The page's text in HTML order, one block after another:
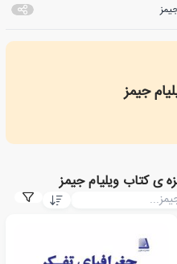
جیمز
William
ی کتاب ویلیام جیمز